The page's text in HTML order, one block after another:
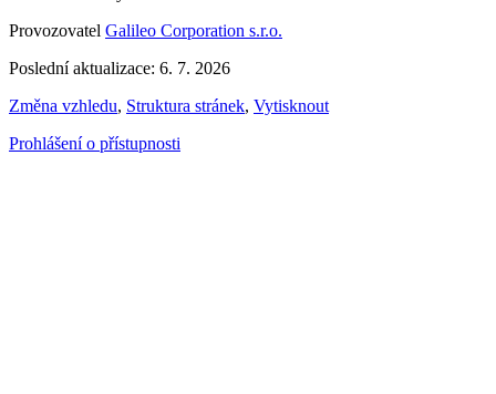
Provozovatel Galileo Corporation s.r.o.
Poslední aktualizace: 6. 7. 2026
Změna vzhledu, Struktura stránek, Vytisknout
Prohlášení o přístupnosti